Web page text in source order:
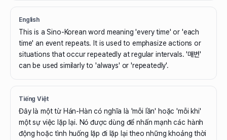
English
This is a Sino-Korean word meaning 'every time' or 'each
time' an event repeats. It is used to emphasize actions or
situations that occur repeatedly at regular intervals. '매번'
can be used similarly to 'always' or 'repeatedly'.
Tiếng Việt
Đây là một từ Hán-Hàn có nghĩa là 'mỗi lần' hoặc 'mỗi khi'
một sự việc lặp lại. Nó được dùng để nhấn mạnh các hành
động hoặc tình huống lặp đi lặp lại theo những khoảng thời